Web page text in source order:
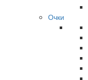
Очки